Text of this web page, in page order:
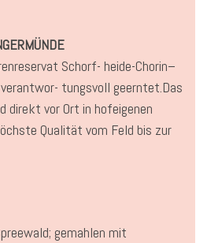
Schorf- heide-Chorin–
tungsvoll geerntet.Das
direkt vor Ort in hofeigenen
Qualität vom Feld bis zur
gemahlen mit